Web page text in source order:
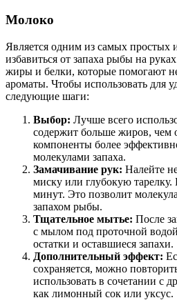
Молоко
Является одним из самых простых
избавиться от запаха рыбы на
жиры и белки, которые помогают
ароматы. Чтобы использовать для
следующие шаги:
Выбор: Лучше всего
содержит больше жиров,
компоненты более
молекулами запаха.
Замачивание рук: Налейте
миску или глубокую тарелку.
минут. Это позволит
запахом рыбы.
Тщательное мытье: После
с мылом под проточной
остатки и оставшиеся запахи.
Дополнительный эффект:
сохраняется, можно
использовать в сочетании с
как лимонный сок или уксус.